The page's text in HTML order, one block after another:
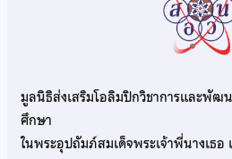
มูลนิธิส่งเสริมโอลิมปิกวิชาการและพัฒ
ศึกษา
ในพระอุปถัมภ์สมเด็จพระเจ้าพี่นางเธ